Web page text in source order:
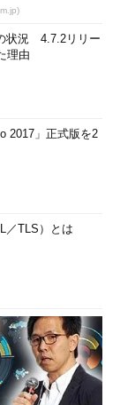
状況 4.7.2リリー
理由
2017」正式版を2
TLS）とは